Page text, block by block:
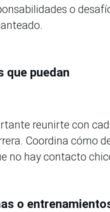
o
que puedan
reunirte con
Coordina cómo
no hay contacto
o